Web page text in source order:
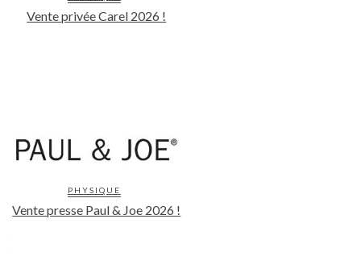
Vente privée Carel 2026 !
PHYSIQUE
Vente presse Paul & Joe 2026 !